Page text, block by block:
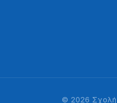
© 2026 Σχολή